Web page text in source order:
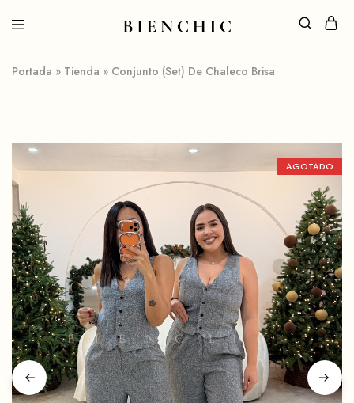
Portada » Tienda » Conjunto (Set) De Chaleco Brisa
AGOTADO